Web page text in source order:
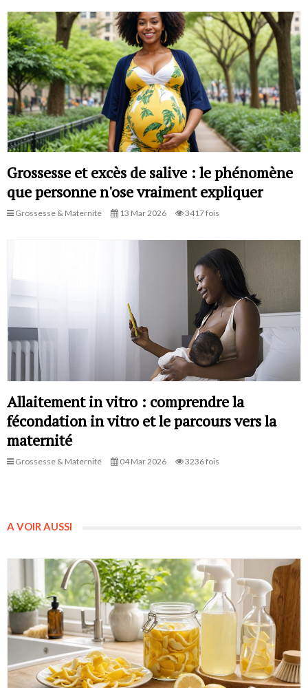
Grossesse et excès de salive : le phénomène
que personne n'ose vraiment expliquer
Grossesse & Maternité 13 Mar 2026 3417 fois
Allaitement in vitro : comprendre la
fécondation in vitro et le parcours vers la
maternité
Grossesse & Maternité 04 Mar 2026 3236 fois
A VOIR AUSSI